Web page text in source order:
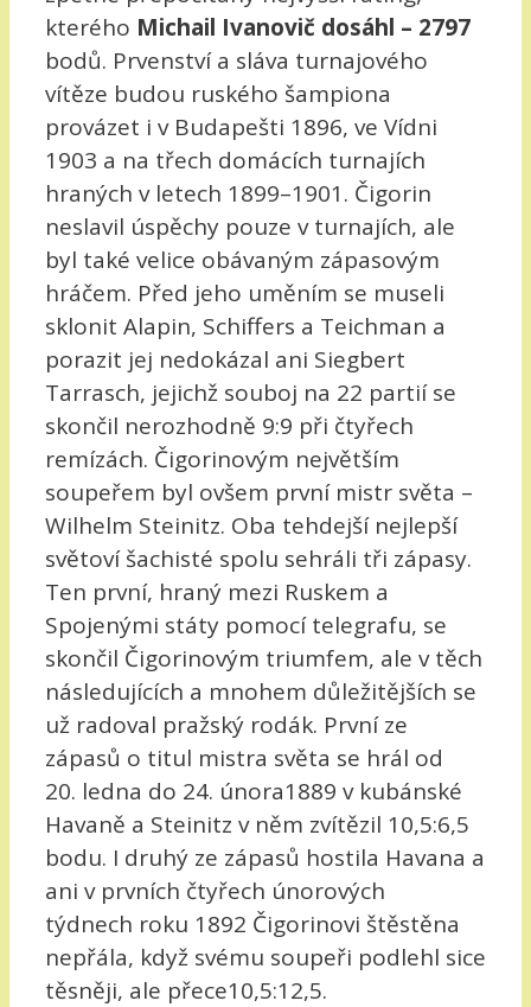
kterého Michail Ivanovič dosáhl – 2797
bodů. Prvenství a sláva turnajového
vítěze budou ruského šampiona
provázet i v Budapešti 1896, ve Vídni
1903 a na třech domácích turnajích
hraných v letech 1899–1901. Čigorin
neslavil úspěchy pouze v turnajích, ale
byl také velice obávaným zápasovým
hráčem. Před jeho uměním se museli
sklonit Alapin, Schiffers a Teichman a
porazit jej nedokázal ani Siegbert
Tarrasch, jejichž souboj na 22 partií se
skončil nerozhodně 9:9 při čtyřech
remízách. Čigorinovým největším
soupeřem byl ovšem první mistr světa –
Wilhelm Steinitz. Oba tehdejší nejlepší
světoví šachisté spolu sehráli tři zápasy.
Ten první, hraný mezi Ruskem a
Spojenými státy pomocí telegrafu, se
skončil Čigorinovým triumfem, ale v těch
následujících a mnohem důležitějších se
už radoval pražský rodák. První ze
zápasů o titul mistra světa se hrál od
20. ledna do 24. února1889 v kubánské
Havaně a Steinitz v něm zvítězil 10,5:6,5
bodu. I druhý ze zápasů hostila Havana a
ani v prvních čtyřech únorových
týdnech roku 1892 Čigorinovi štěstěna
nepřála, když svému soupeři podlehl sice
těsněji, ale přece10,5:12,5.